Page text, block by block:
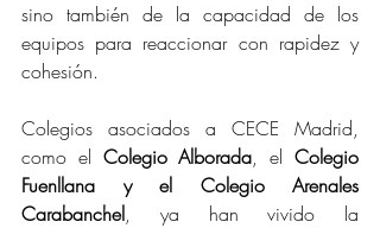
sino también de la capacidad de los
equipos para reaccionar con rapidez y
cohesión.
Colegios asociados a CECE Madrid,
como el Colegio Alborada, el Colegio
Fuenllana y el Colegio Arenales
Carabanchel, ya han vivido la